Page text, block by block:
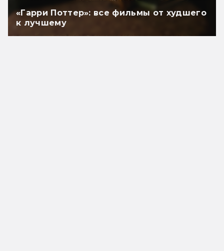
«Гарри Поттер»: все фильмы от худшего
к лучшему